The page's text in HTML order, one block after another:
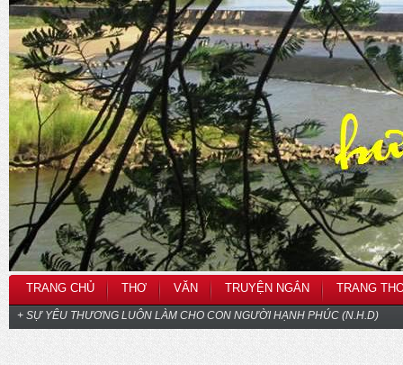
TRANG CHỦ THƠ VĂN TRUYỆN NGẮN TRANG
+ SỰ YÊU THƯƠNG LUÔN LÀM CHO CON NGƯỜI HẠNH PHÚC (N.H.D)